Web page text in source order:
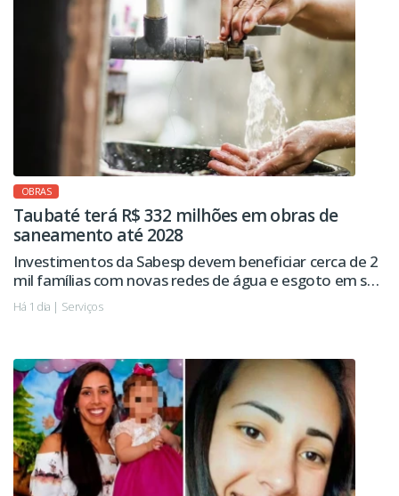
OBRAS
Taubaté terá R$ 332 milhões em obras de
saneamento até 2028
Investimentos da Sabesp devem beneficiar cerca de 2
mil famílias com novas redes de água e esgoto em seis
regiões da cidade.
Há 1 dia | Serviços